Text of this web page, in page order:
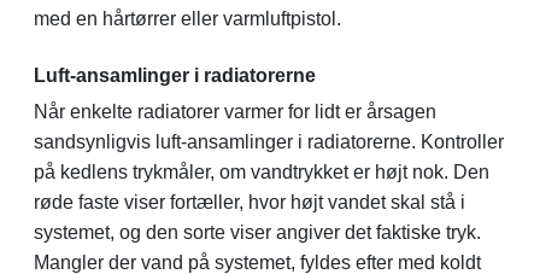
med en hårtørrer eller varmluftpistol.
Luft-ansamlinger i radiatorerne
Når enkelte radiatorer varmer for lidt er årsagen
sandsynligvis luft-ansamlinger i radiatorerne. Kontroller
på kedlens trykmåler, om vandtrykket er højt nok. Den
røde faste viser fortæller, hvor højt vandet skal stå i
systemet, og den sorte viser angiver det faktiske tryk.
Mangler der vand på systemet, fyldes efter med koldt